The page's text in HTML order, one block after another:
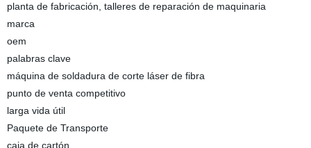
planta de fabricación, talleres de reparación de maquinaria
marca
oem
palabras clave
máquina de soldadura de corte láser de fibra
punto de venta competitivo
larga vida útil
Paquete de Transporte
caja de cartón